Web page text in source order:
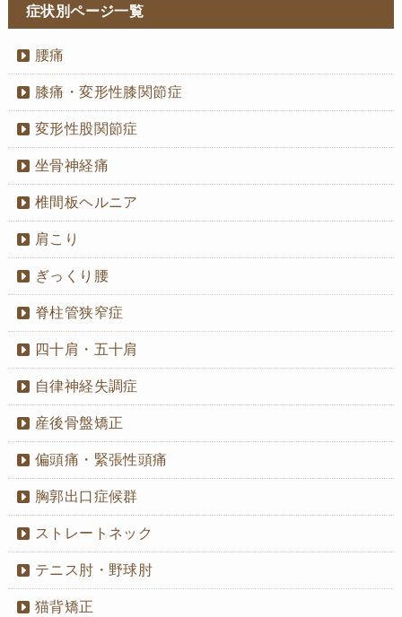
症状別ページ一覧
腰痛
膝痛・変形性膝関節症
変形性股関節症
坐骨神経痛
椎間板ヘルニア
肩こり
ぎっくり腰
脊柱管狭窄症
四十肩・五十肩
自律神経失調症
産後骨盤矯正
偏頭痛・緊張性頭痛
胸郭出口症候群
ストレートネック
テニス肘・野球肘
猫背矯正